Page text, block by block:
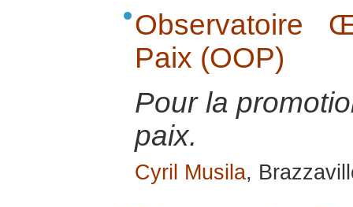
Observatoire
Paix (OOP)
Pour la
paix.
Cyril Musila,